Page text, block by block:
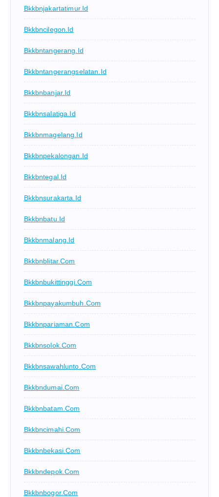
Bkkbnjakartatimur.id
Bkkbncilegon.id
Bkkbntangerang.id
Bkkbntangerangselatan.id
Bkkbnbanjar.id
Bkkbnsalatiga.id
Bkkbnmagelang.id
Bkkbnpekalongan.id
Bkkbntegal.id
Bkkbnsurakarta.id
Bkkbnbatu.id
Bkkbnmalang.id
Bkkbnblitar.com
Bkkbnbukittinggi.com
Bkkbnpayakumbuh.com
Bkkbnpariaman.com
Bkkbnsolok.com
Bkkbnsawahlunto.com
Bkkbndumai.com
Bkkbnbatam.com
Bkkbncimahi.com
Bkkbnbekasi.com
Bkkbndepok.com
Bkkbnbogor.com